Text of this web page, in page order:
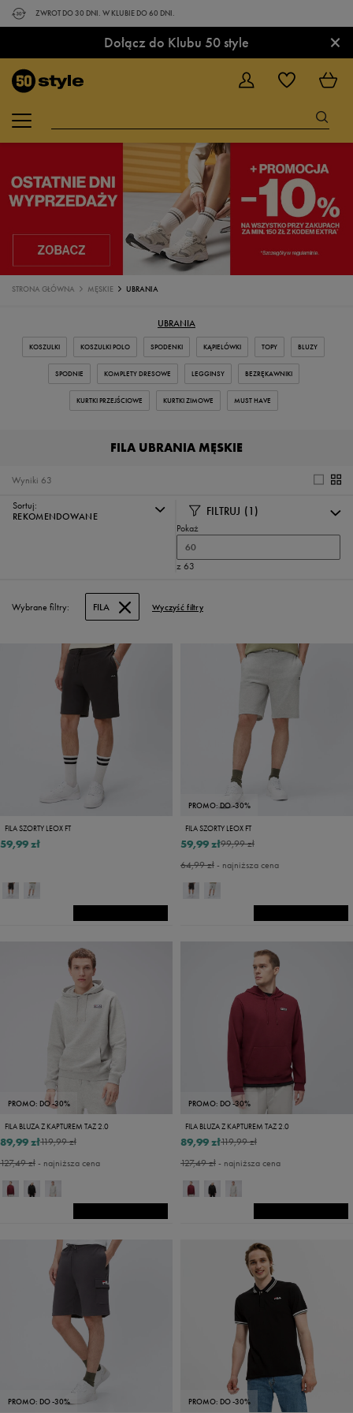
ZWROT DO 30 DNI. W KLUBIE DO 60 DNI.
Dołącz do Klubu 50 style ×
STRONA GŁÓWNA MĘSKIE UBRANIA
UBRANIA
KOSZULKI KOSZULKI POLO SPODENKI KĄPIELÓWKI TOPY BLUZY
SPODNIE KOMPLETY DRESOWE LEGGINSY BEZRĘKAWNIKI
KURTKI PRZEJŚCIOWE KURTKI ZIMOWE MUST HAVE
FILA UBRANIA MĘSKIE
63
Wyniki
Sortuj:
REKOMENDOWANE
FILTRUJ (1)
Pokaż
60
z 63
Wybrane filtry: FILA Wyczyść filtry
FILA SZORTY LEOX FT
59,99 zł
PROMO: DO -30%
FILA SZORTY LEOX FT
99,99 zł
59,99 zł
64,99 zł- najniższa cena
PROMO: DO -30%
FILA BLUZA Z KAPTUREM TAZ 2.0
119,99 zł
89,99 zł
127,49 zł- najniższa cena
PROMO: DO -30%
FILA BLUZA Z KAPTUREM TAZ 2.0
119,99 zł
89,99 zł
127,49 zł- najniższa cena
PROMO: DO -30% PROMO: DO -30%